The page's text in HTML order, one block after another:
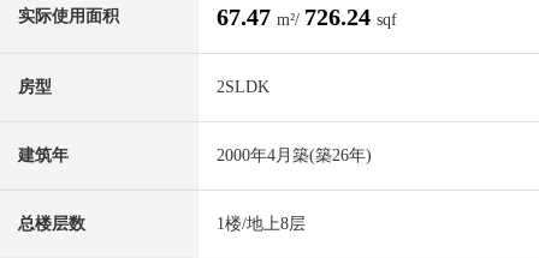
实际使用面积 67.47 m²/ 726.24 sqf
房型 2SLDK
建筑年 2000年4月築(築26年)
总楼层数 1楼/地上8层